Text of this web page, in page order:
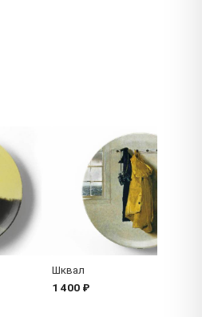
Шквал
1 400 ₽